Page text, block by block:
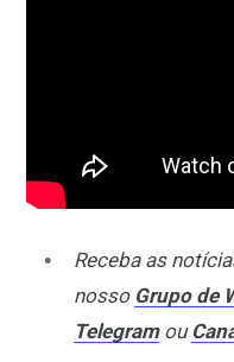
Receba as
nosso Grupo de
Telegram ou